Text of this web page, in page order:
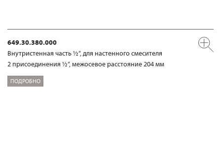
649.30.380.000
Внутристенная часть ½“, для настенного смесителя
2 присоединения ½“, межосевое расстояние 204 мм
ПОДРОБНО